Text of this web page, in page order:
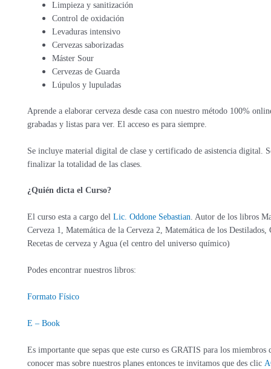
Limpieza y sanitización
Control de oxidación
Levaduras intensivo
Cervezas saborizadas
Máster Sour
Cervezas de Guarda
Lúpulos y lupuladas
Aprende a elaborar cerveza desde casa con nuestro método 100%
grabadas y listas para ver. El acceso es para siempre.
Se incluye material digital de clase y certificado de asistencia digital.
finalizar la totalidad de las clases.
¿Quién dicta el Curso?
El curso esta a cargo del Lic. Oddone Sebastian. Autor de los libros
Cerveza 1, Matemática de la Cerveza 2, Matemática de los Destilados,
Recetas de cerveza y Agua (el centro del universo químico)
Podes encontrar nuestros libros:
Formato Físico
E – Book
Es importante que sepas que este curso es GRATIS para los
conocer mas sobre nuestros planes entonces te invitamos que des clic